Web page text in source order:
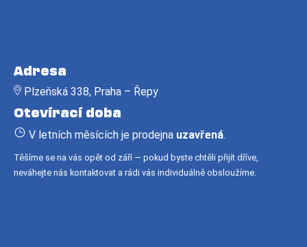
Adresa
Plzeňská 338, Praha – Řepy
Otevírací doba
V letních měsících je prodejna uzavřená.
Těšíme se na vás opět od září — pokud byste chtěli přijít dříve,
neváhejte nás kontaktovat a rádi vás individuálně obsloužíme.